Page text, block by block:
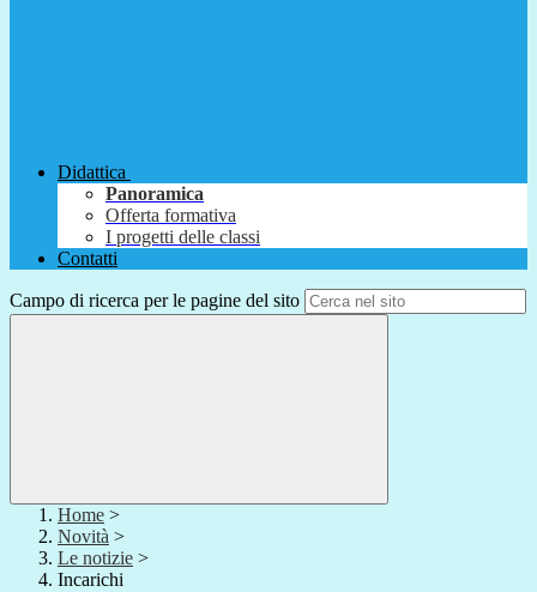
Didattica
Panoramica
Offerta formativa
I progetti delle classi
Contatti
Campo di ricerca per le pagine del sito
Home >
Novità >
Le notizie >
Incarichi